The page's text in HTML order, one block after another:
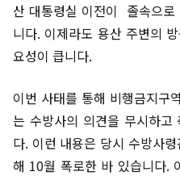
산 대통령실 이전이 졸속으로
니다. 이제라도 용산 주변의
요성이 큽니다.
이번 사태를 통해 비행금지구
는 수방사의 의견을 무시하고
다. 이런 내용은 당시 수방사
해 10월 폭로한 바 있습니다.